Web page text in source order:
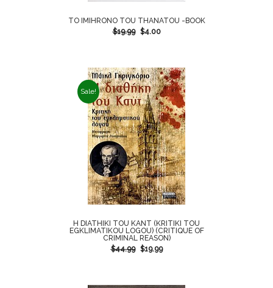
TO IMIHRONO TOU THANATOU -BOOK
$19.99 $4.00
Sale!
H DIATHIKI TOU KANT (KRITIKI TOU
EGKLIMATIKOU LOGOU) (CRITIQUE OF
CRIMINAL REASON)
$44.99 $19.99